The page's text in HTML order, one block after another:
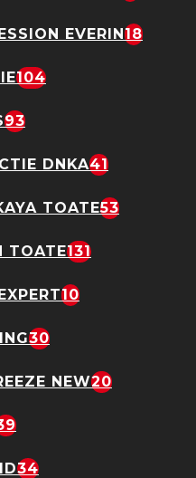
EVERIN18
104
93
DNKA41
TOATE53
TOATE131
10
30
NEW20
34